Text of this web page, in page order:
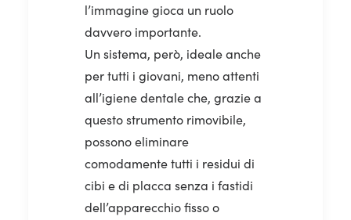
l’immagine gioca un ruolo
davvero importante.
Un sistema, però, ideale anche
per tutti i giovani, meno attenti
all’igiene dentale che, grazie a
questo strumento rimovibile,
possono eliminare
comodamente tutti i residui di
cibi e di placca senza i fastidi
dell’apparecchio fisso o